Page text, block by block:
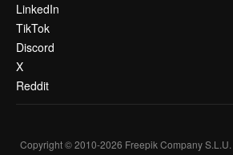
LinkedIn
TikTok
Discord
X
Reddit
Copyright © 2010-2026 Freepik Company S.L.U.